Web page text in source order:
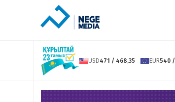
USD471 / 468,35 EUR540